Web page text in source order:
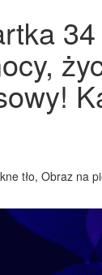
tło, Obraz na